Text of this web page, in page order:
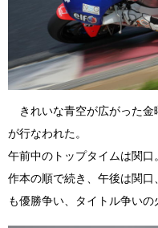
きれいな青空が広がった金
が行なわれた。
午前中のトップタイムは関口
作本の順で続き、午後は関口
も優勝争い、タイトル争いの